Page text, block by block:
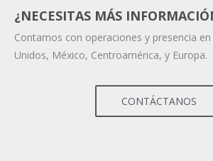
¿NECESITAS MÁS
Contamos con operaciones y presencia
Unidos, México, Centroamérica, y Europa.
CONTÁCTANOS